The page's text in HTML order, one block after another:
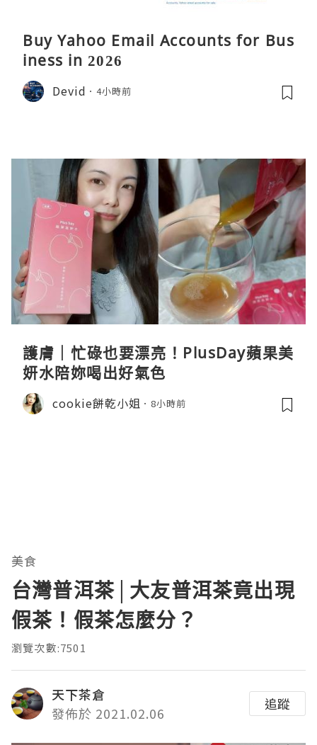
Buy Yahoo Email Accounts for Bus
iness in 2026
Devid 4小時前
護膚｜忙碌也要漂亮！PlusDay蘋果美
妍水陪妳喝出好氣色
cookie餅乾小姐 8小時前
美食
台灣普洱茶│大友普洱茶竟出現
假茶！假茶怎麼分？
瀏覽次數:7501
天下茶倉
發佈於 2021.02.06
追蹤